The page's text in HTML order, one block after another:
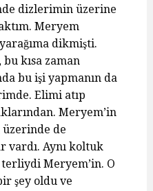
dizlerimin üzerine
Meryem
dikmişti.
bu kısa zaman
bu işi yapmanın da
Elimi atıp
Meryem’in
üzerinde de
vardı. Aynı koltuk
Meryem’in. O
şey oldu ve